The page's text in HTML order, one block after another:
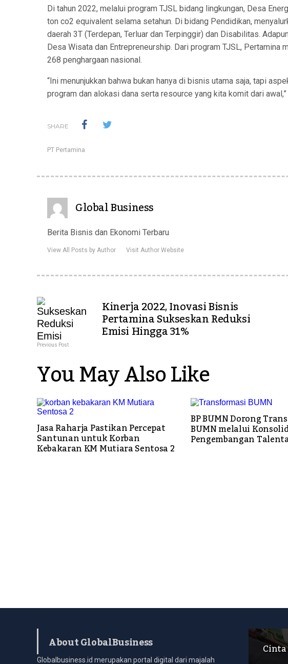
Di tahun 2022, melalui program TJSL bidang lingkungan, Desa
ton co2 equivalent selama setahun. Di bidang Pendidikan,
daerah 3T (Terdepan, Terluar dan Terpinggir) dan Disabilitas.
Desa Wisata dan Entrepreneurship. Dari program TJSL, Pertamina
268 penghargaan nasional.
“Ini menunjukkan bahwa bukan hanya di bisnis utama saja, tapi
program dan alokasi dana serta resource yang kita komit dari
SHARE
PT Pertamina
Global Business
Berita Bisnis dan Ekonomi Terbaru
View All Posts by Author Visit Author Website
Kinerja 2022, Inovasi Bisnis
Pertamina Sukseskan Reduksi
Emisi Hingga 31%
Previous Post
You May Also Like
Jasa Raharja Pastikan Percepat
Santunan untuk Korban
Kebakaran KM Mutiara Sentosa 2
BP BUMN Dorong
BUMN melalui
Pengembangan
About GlobalBusiness
Globalbusiness.id merupakan portal digital dari majalah
Cinta